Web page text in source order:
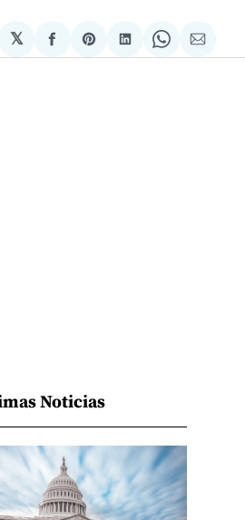
𝕏
Compartir
en
Share
on
Compartir
en
Share
on
via
Noticias